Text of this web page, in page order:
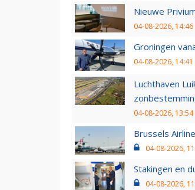
Nieuwe
04-08-2026, 14:46
Groningen
04-08-2026, 14:41
Luchthaven
04-08-2026, 13:54
Brussels
04-08-2026,
Stakingen en
04-08-2026,